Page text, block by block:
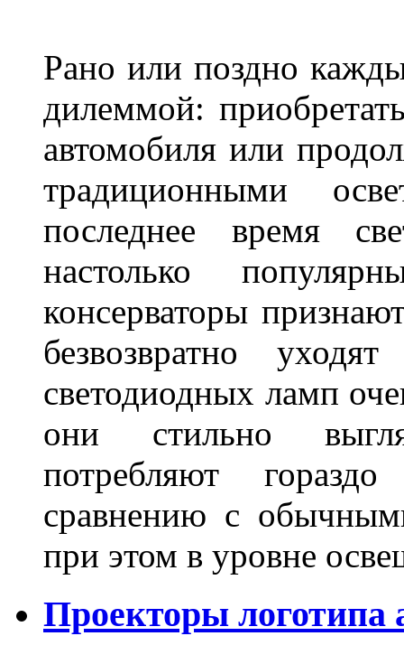
Рано или поздно
дилеммой:
автомобиля или
традиционными
последнее время
настолько
консерваторы
безвозвратно
светодиодных ламп
они стильно
потребляют
сравнению с
при этом в уровне
Проекторы логотипа